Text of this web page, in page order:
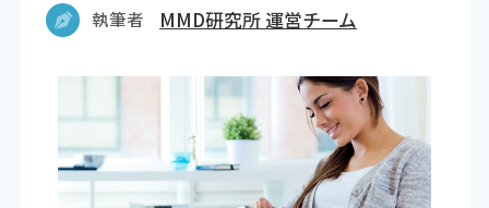
執筆者 MMD研究所 運営チーム